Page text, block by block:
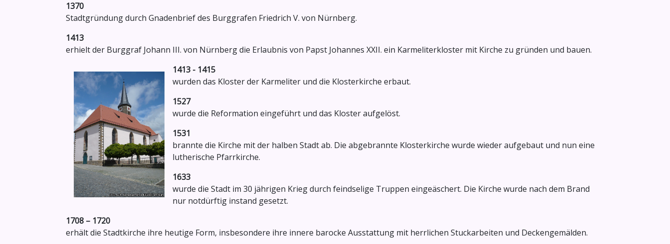
1370
Stadtgründung durch Gnadenbrief des Burggrafen Friedrich V. von Nürnberg.
1413
erhielt der Burggraf Johann III. von Nürnberg die Erlaubnis von Papst Johannes XXII. ein Karmeliterkloster mit Kirche zu gründen und bauen.
1413 - 1415
wurden das Kloster der Karmeliter und die Klosterkirche erbaut.
1527
wurde die Reformation eingeführt und das Kloster aufgelöst.
1531
brannte die Kirche mit der halben Stadt ab. Die abgebrannte Klosterkirche wurde wieder aufgebaut und nun eine
lutherische Pfarrkirche.
1633
wurde die Stadt im 30 jährigen Krieg durch feindselige Truppen eingeäschert. Die Kirche wurde nach dem Brand
nur notdürftig instand gesetzt.
1708 – 1720
erhält die Stadtkirche ihre heutige Form, insbesondere ihre innere barocke Ausstattung mit herrlichen Stuckarbeiten und Deckengemälden.